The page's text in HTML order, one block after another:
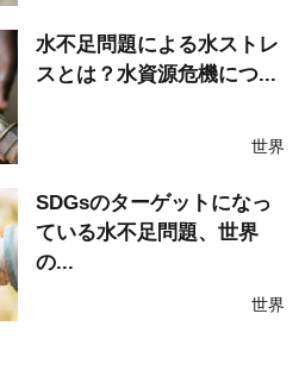
水不足問題による水ストレ
スとは？水資源危機につ...
世界
SDGsのターゲットになっ
ている水不足問題、世界
の...
世界